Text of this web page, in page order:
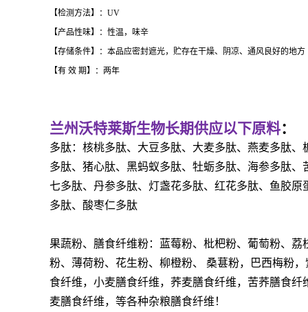
【检测方法】：UV
【产品性味】：性温，味辛
【存储条件】：本品应密封遮光，贮存在干燥、阴凉、通风良好的地方
【有 效 期】：两年
兰州沃特莱斯生物长期供应以下原料：
多肽：核桃多肽、大豆多肽、大麦多肽、燕麦多肽、
多肽、猪心肽、黑蚂蚁多肽、牡蛎多肽、海参多肽
七多肽、丹参多肽、灯盏花多肽、红花多肽、鱼胶
多肽、酸枣仁多肽
果蔬粉、膳食纤维粉：蓝莓粉、枇杷粉、葡萄粉、
粉、薄荷粉、花生粉、柳橙粉、
桑葚粉，巴西梅粉
食纤维，小麦膳食纤维，荞麦膳食纤维，苦荞膳食
麦膳食纤维，等各种杂粮膳食纤维！